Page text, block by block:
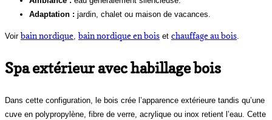
Adaptation : jardin, chalet ou maison de vacances.
Voir bain nordique, bain nordique en bois et chauffage au bois.
Spa extérieur avec habillage bois
Dans cette configuration, le bois crée l’apparence extérieure tandis qu’une
cuve en polypropylène, fibre de verre, acrylique ou inox retient l’eau. Cette